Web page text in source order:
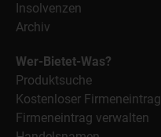
Insolvenzen
Archiv
Wer-Bietet-Was?
Produktsuche
Kostenloser Firmeneintrag
Firmeneintrag verwalten